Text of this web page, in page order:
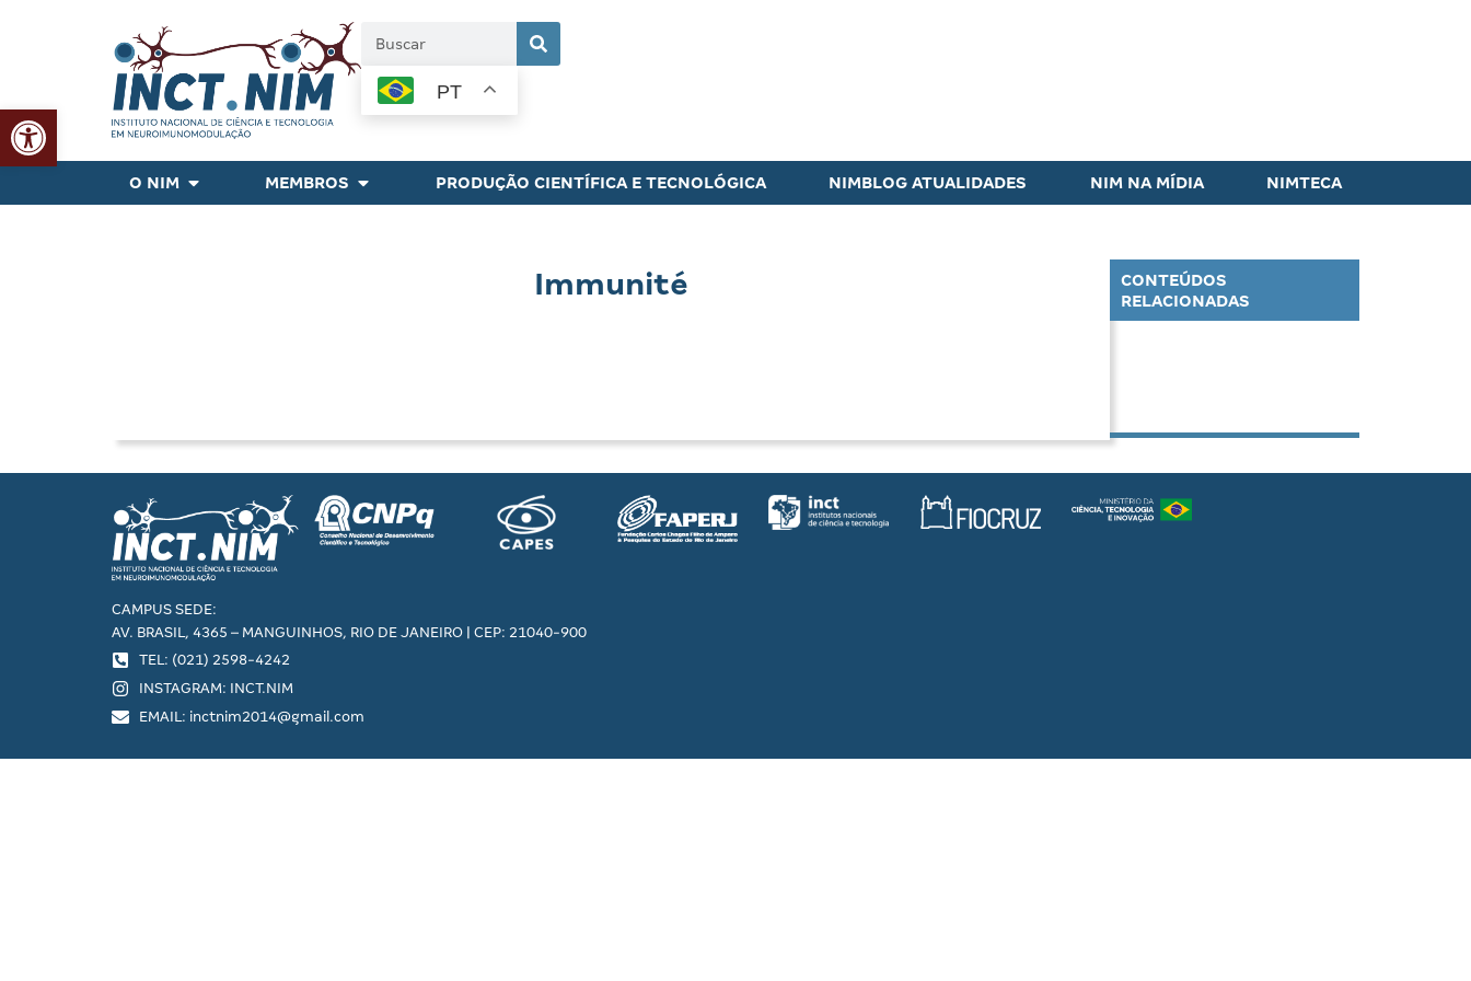
Abrir a barra de ferramentas
PT
O NIM MEMBROS PRODUÇÃO CIENTÍFICA E TECNOLÓGICA NIMBLOG ATUALIDADES NIM NA MÍDIA NIMTECA
Immunité
CONTEÚDOS
RELACIONADAS
CAMPUS SEDE:
AV. BRASIL, 4365 – MANGUINHOS, RIO DE JANEIRO | CEP: 21040-900
TEL: (021) 2598-4242
INSTAGRAM: INCT.NIM
EMAIL: inctnim2014@gmail.com